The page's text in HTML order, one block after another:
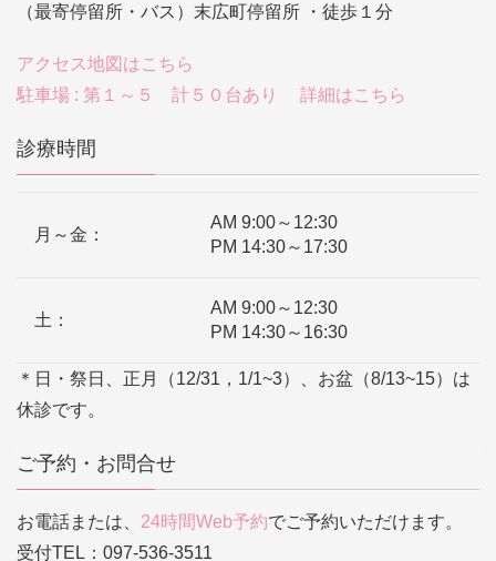
（最寄停留所・バス）末広町停留所 ・徒歩１分
アクセス地図はこちら
駐車場 : 第１～５ 計５０台あり 詳細はこちら
診療時間
月～金：
AM 9:00～12:30
PM 14:30～17:30
土：
AM 9:00～12:30
PM 14:30～16:30
＊日・祭日、正月（12/31，1/1~3）、お盆（8/13~15）は
休診です。
ご予約・お問合せ
お電話または、 24時間Web予約でご予約いただけます。
受付TEL：097-536-3511